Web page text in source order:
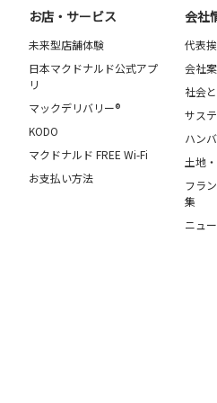
お店・サービス
未来型店舗体験
日本マクドナルド公式アプ
リ
マックデリバリー®
KODO
マクドナルド FREE Wi-Fi
お支払い方法
会社
代表
会社
社会
サス
ハン
土地
フラ
集
ニュ